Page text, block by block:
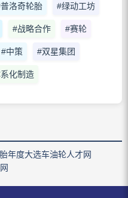
洛奇轮胎 #绿动工坊
#战略合作 #赛轮
#中策 #双星集团
化制造
年度大选车油轮人才网